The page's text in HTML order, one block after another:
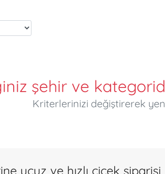
şehir ve
Kriterlerinizi değiştirerek
ucuz ve hızlı çiçek siparişi